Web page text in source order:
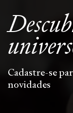
Cadastre-se
novidades